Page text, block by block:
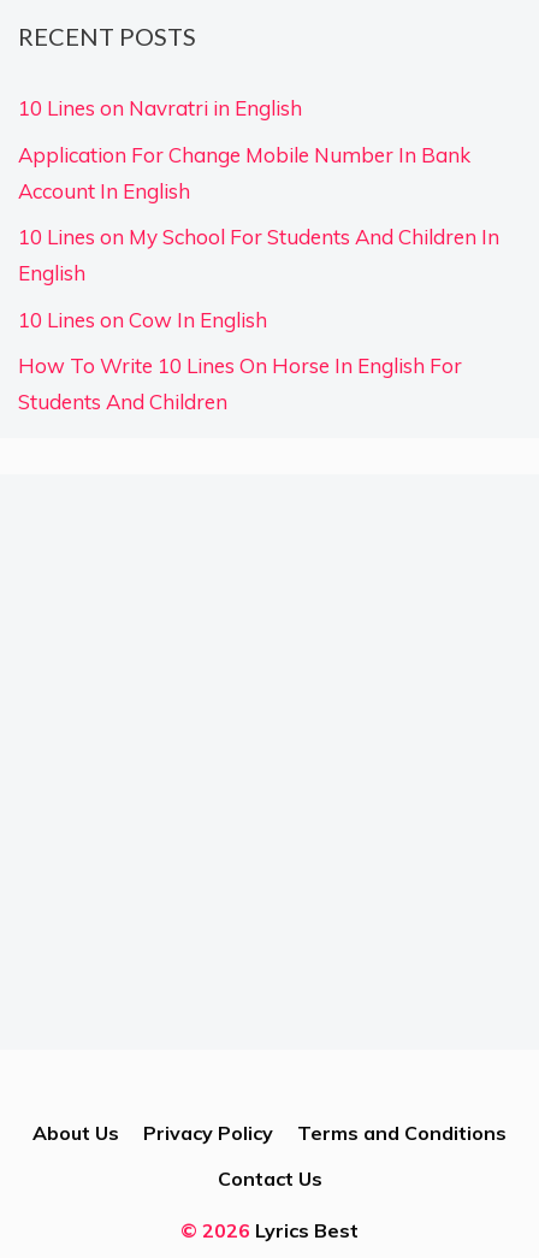
RECENT POSTS
10 Lines on Navratri in English
Application For Change Mobile Number In Bank
Account In English
10 Lines on My School For Students And Children In
English
10 Lines on Cow In English
How To Write 10 Lines On Horse In English For
Students And Children
About Us Privacy Policy
Terms and Conditions
Contact Us
© 2026 Lyrics Best